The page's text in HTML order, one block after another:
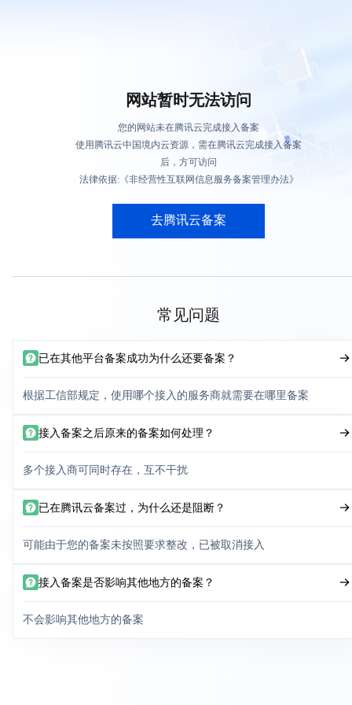
网站暂时无法访问
您的网站未在腾讯云完成接入备案
使用腾讯云中国境内云资源，需在腾讯云完成接入备案
后，方可访问
法律依据:《非经营性互联网信息服务备案管理办法》
去腾讯云备案
常见问题
已在其他平台备案成功为什么还要备案？
根据工信部规定，使用哪个接入的服务商就需要在哪里备案
接入备案之后原来的备案如何处理？
多个接入商可同时存在，互不干扰
已在腾讯云备案过，为什么还是阻断？
可能由于您的备案未按照要求整改，已被取消接入
接入备案是否影响其他地方的备案？
不会影响其他地方的备案